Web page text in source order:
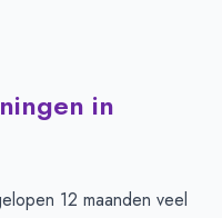
in
12 maanden veel